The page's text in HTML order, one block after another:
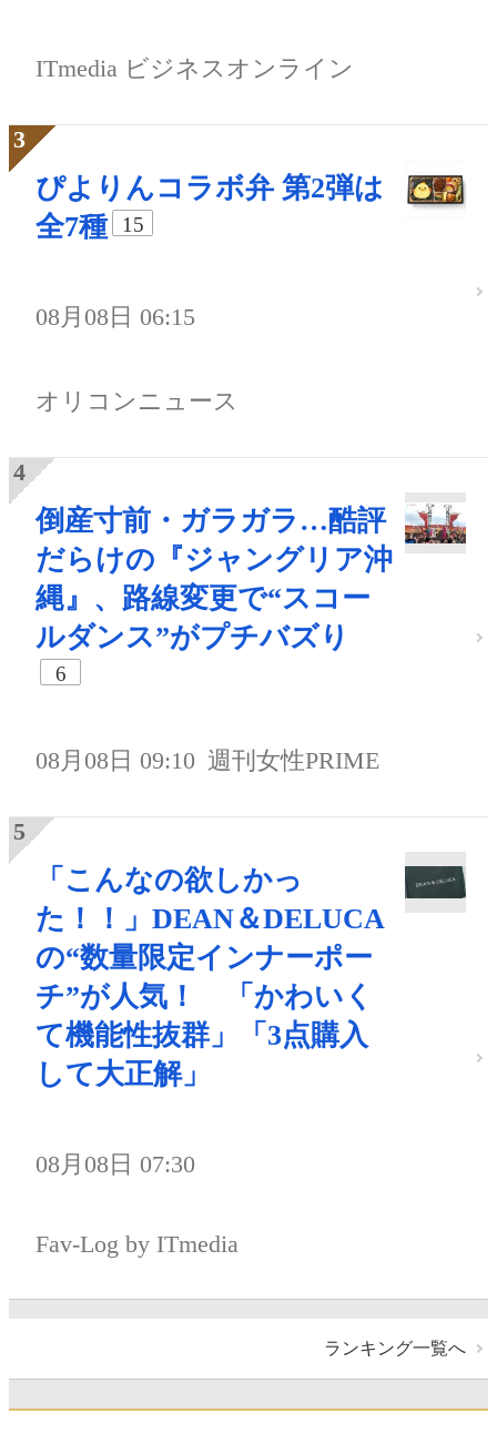
ITmedia ビジネスオンライン
ぴよりんコラボ弁 第2弾は
全7種
15
08月08日 06:15
オリコンニュース
倒産寸前・ガラガラ…酷評
だらけの『ジャングリア沖
縄』、路線変更で“スコー
ルダンス”がプチバズり
6
08月08日 09:10 週刊女性PRIME
「こんなの欲しかっ
た！！」DEAN＆DELUCA
の“数量限定インナーポー
チ”が人気！ 「かわいく
て機能性抜群」「3点購入
して大正解」
08月08日 07:30
Fav-Log by ITmedia
ランキング一覧へ